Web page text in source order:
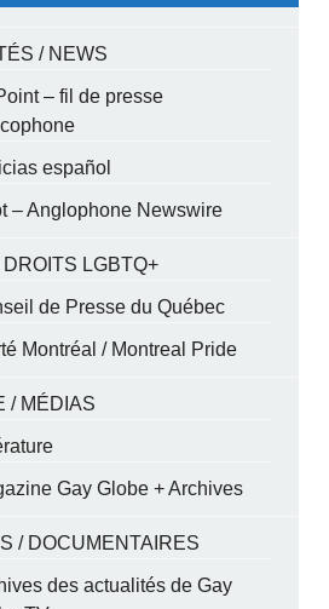
/ NEWS
– fil de presse
español
– Anglophone Newswire
DROITS LGBTQ+
de Presse du Québec
Montréal / Montreal Pride
/ MÉDIAS
Gay Globe + Archives
/ DOCUMENTAIRES
des actualités de Gay